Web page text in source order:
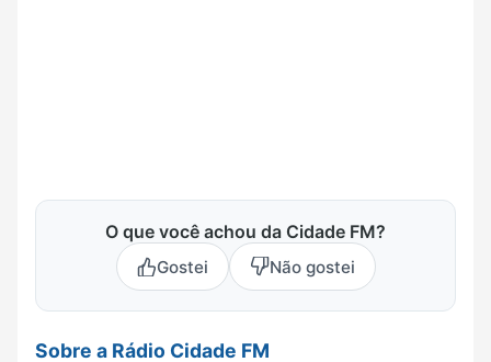
O que você achou da Cidade FM?
Gostei Não gostei
Sobre a Rádio Cidade FM